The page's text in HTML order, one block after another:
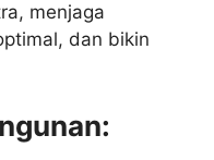
menjaga
dan bikin